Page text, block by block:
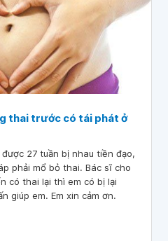
thai trước có tái phát ở
27 tuần bị nhau tiền đạo,
phải mổ bỏ thai. Bác sĩ cho
có thai lại thì em có bị lại
giúp em. Em xin cảm ơn.